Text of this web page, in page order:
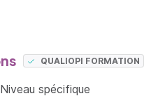
QUALIOPI FORMATION
spécifique